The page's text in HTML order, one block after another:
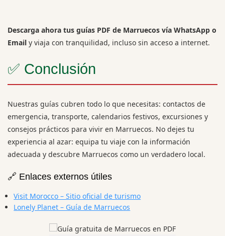
Descarga ahora tus guías PDF de Marruecos vía WhatsApp o
Email y viaja con tranquilidad, incluso sin acceso a internet.
✅ Conclusión
Nuestras guías cubren todo lo que necesitas: contactos de
emergencia, transporte, calendarios festivos, excursiones y
consejos prácticos para vivir en Marruecos. No dejes tu
experiencia al azar: equipa tu viaje con la información
adecuada y descubre Marruecos como un verdadero local.
🔗 Enlaces externos útiles
Visit Morocco – Sitio oficial de turismo
Lonely Planet – Guía de Marruecos